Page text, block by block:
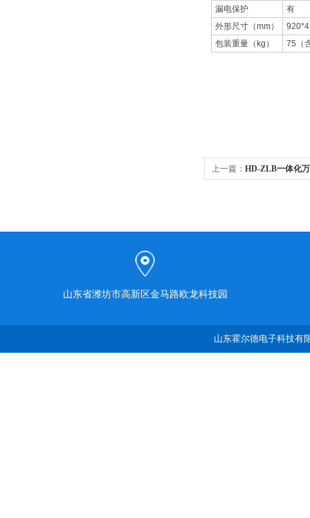
漏电保护
有
外形尺寸（mm）
包装重量（kg）
75（
上一篇： HD-ZLB一体化
山东省潍坊市高新区金马路欧龙科技园
山东霍尔德电子科技有